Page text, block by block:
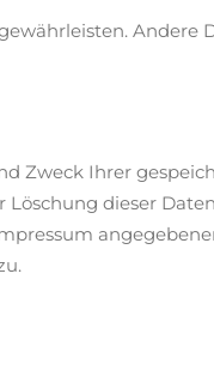
Andere
Zweck Ihrer
dieser